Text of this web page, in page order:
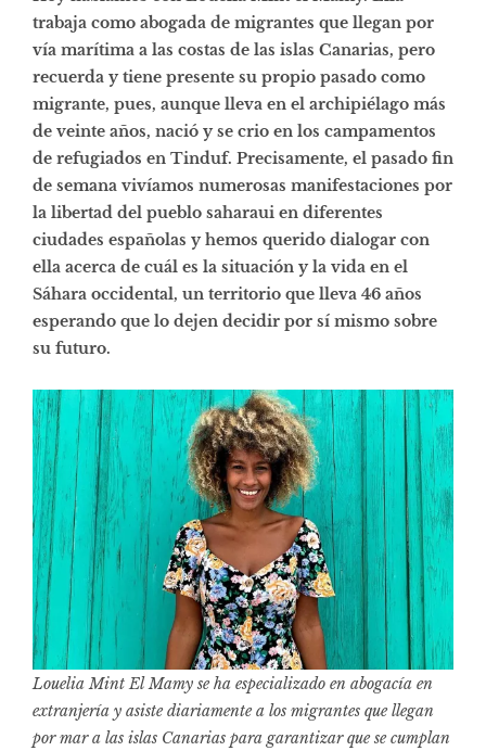
trabaja como abogada de migrantes que llegan por
vía marítima a las costas de las islas Canarias, pero
recuerda y tiene presente su propio pasado como
migrante, pues, aunque lleva en el archipiélago más
de veinte años, nació y se crio en los campamentos
de refugiados en Tinduf. Precisamente, el pasado fin
de semana vivíamos numerosas manifestaciones por
la libertad del pueblo saharaui en diferentes
ciudades españolas y hemos querido dialogar con
ella acerca de cuál es la situación y la vida en el
Sáhara occidental, un territorio que lleva 46 años
esperando que lo dejen decidir por sí mismo sobre
su futuro.
Louelia Mint El Mamy se ha especializado en abogacía en
extranjería y asiste diariamente a los migrantes que llegan
por mar a las islas Canarias para garantizar que se cumplan